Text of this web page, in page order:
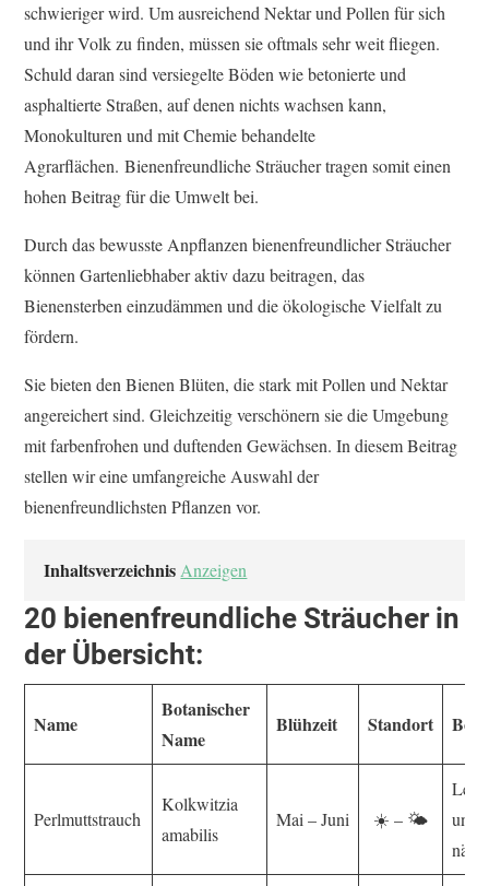
schwieriger wird. Um ausreichend Nektar und Pollen für sich
und ihr Volk zu finden, müssen sie oftmals sehr weit fliegen.
Schuld daran sind versiegelte Böden wie betonierte und
asphaltierte Straßen, auf denen nichts wachsen kann,
Monokulturen und mit Chemie behandelte
Agrarflächen. Bienenfreundliche Sträucher tragen somit einen
hohen Beitrag für die Umwelt bei.
Durch das bewusste Anpflanzen bienenfreundlicher Sträucher
können Gartenliebhaber aktiv dazu beitragen, das
Bienensterben einzudämmen und die ökologische Vielfalt zu
fördern.
Sie bieten den Bienen Blüten, die stark mit Pollen und Nektar
angereichert sind. Gleichzeitig verschönern sie die Umgebung
mit farbenfrohen und duftenden Gewächsen. In diesem Beitrag
stellen wir eine umfangreiche Auswahl der
bienenfreundlichsten Pflanzen vor.
Inhaltsverzeichnis Anzeigen
20 bienenfreundliche Sträucher in
der Übersicht:
Name
Botanischer
Name
Blühzeit Standort
Perlmuttstrauch
Kolkwitzia
amabilis
Mai – Juni ☀️ – 🌤️
und